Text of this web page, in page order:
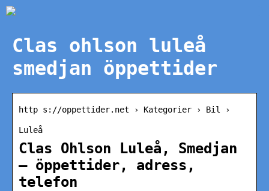
Clas ohlson luleå
smedjan öppettider
http s://oppettider.net › Kategorier › Bil ›
Luleå
Clas Ohlson Luleå, Smedjan
– öppettider, adress,
telefon